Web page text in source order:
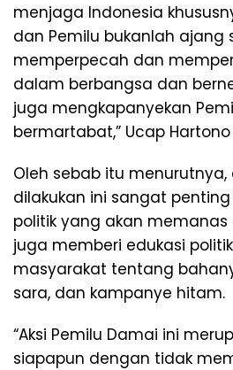
menjaga Indonesia
dan Pemilu bukanlah ajang
memperpecah dan
dalam berbangsa dan
juga mengkapanyekan
bermartabat,” Ucap
Oleh sebab itu menurutnya,
dilakukan ini sangat
politik yang akan memanas
juga memberi edukasi
masyarakat tentang
sara, dan kampanye hitam.
“Aksi Pemilu Damai ini
siapapun dengan tidak